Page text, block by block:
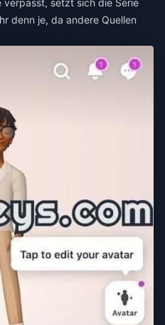
verpasst, setzt sich die Serie
denn je, da andere Quellen